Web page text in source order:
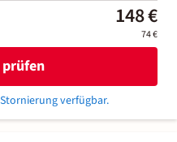
148 €
74 €
verfügbar.